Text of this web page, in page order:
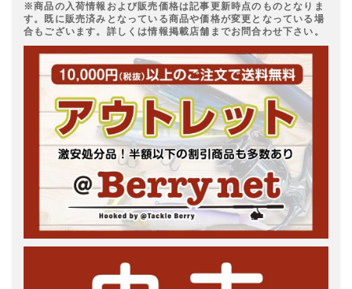
※商品の入荷情報および販売価格は記事更新時点のものとなりま
す。既に販売済みとなっている商品や価格が変更となっている場
合もございます。詳しくは情報掲載店舗までお問合わせ下さい。